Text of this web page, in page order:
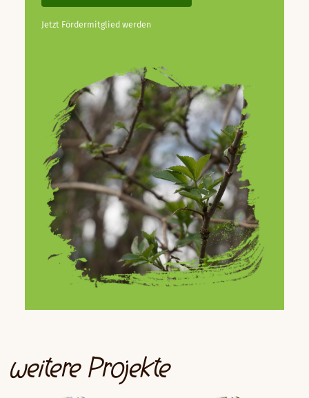
Jetzt Fördermitglied werden
weitere Projekte